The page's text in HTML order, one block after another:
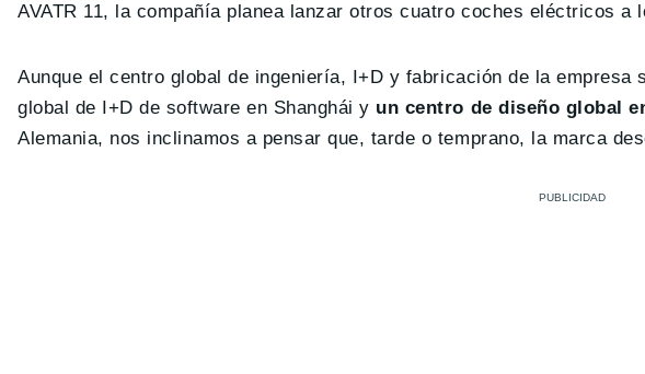
AVATR 11, la compañía planea lanzar otros cuatro coches eléctricos a
Aunque el centro global de ingeniería, I+D y fabricación de la empresa
global de I+D de software en Shanghái y un centro de diseño global
Alemania, nos inclinamos a pensar que, tarde o temprano, la marca